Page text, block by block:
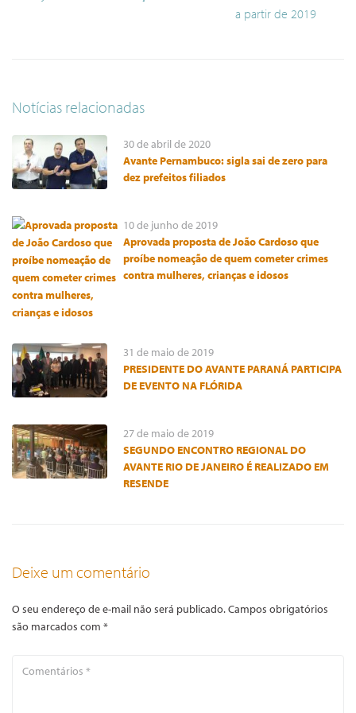
a partir de 2019
Notícias relacionadas
30 de abril de 2020
Avante Pernambuco: sigla sai de zero para
dez prefeitos filiados
10 de junho de 2019
Aprovada proposta de João Cardoso que
proíbe nomeação de quem cometer crimes
contra mulheres, crianças e idosos
31 de maio de 2019
PRESIDENTE DO AVANTE PARANÁ PARTICIPA
DE EVENTO NA FLÓRIDA
27 de maio de 2019
SEGUNDO ENCONTRO REGIONAL DO
AVANTE RIO DE JANEIRO É REALIZADO EM
RESENDE
Deixe um comentário
O seu endereço de e-mail não será publicado.Campos obrigatórios
são marcados com *